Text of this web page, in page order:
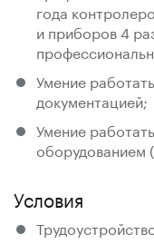
года
и приборов 4
Умение
документацией;
Умение
оборудованием
Условия